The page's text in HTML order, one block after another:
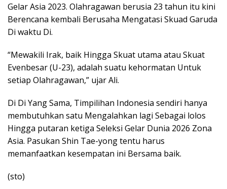
Gelar Asia 2023. Olahragawan berusia 23 tahun itu kini
Berencana kembali Berusaha Mengatasi Skuad Garuda
Di waktu Di.
“Mewakili Irak, baik Hingga Skuat utama atau Skuat
Evenbesar (U-23), adalah suatu kehormatan Untuk
setiap Olahragawan,” ujar Ali.
Di Di Yang Sama, Timpilihan Indonesia sendiri hanya
membutuhkan satu Mengalahkan lagi Sebagai lolos
Hingga putaran ketiga Seleksi Gelar Dunia 2026 Zona
Asia. Pasukan Shin Tae-yong tentu harus
memanfaatkan kesempatan ini Bersama baik.
(sto)